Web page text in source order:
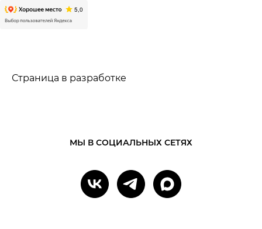
Страница в разработке
МЫ В СОЦИАЛЬНЫХ СЕТЯХ